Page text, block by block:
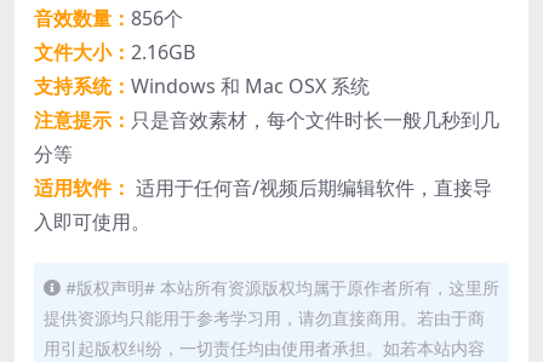
音效数量： 856个
文件大小： 2.16GB
支持系统： Windows 和 Mac OSX 系统
注意提示： 只是音效素材，每个文件时长一般几秒到几
分等
适用软件： 适用于任何音/视频后期编辑软件，直接导
入即可使用。
#版权声明# 本站所有资源版权均属于原作者所有，这里所
提供资源均只能用于参考学习用，请勿直接商用。若由于商
用引起版权纠纷，一切责任均由使用者承担。如若本站内容